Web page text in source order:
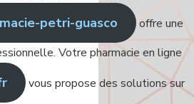
petri-guasco
offre une
Votre pharmacie en ligne
vous propose des solutions sur